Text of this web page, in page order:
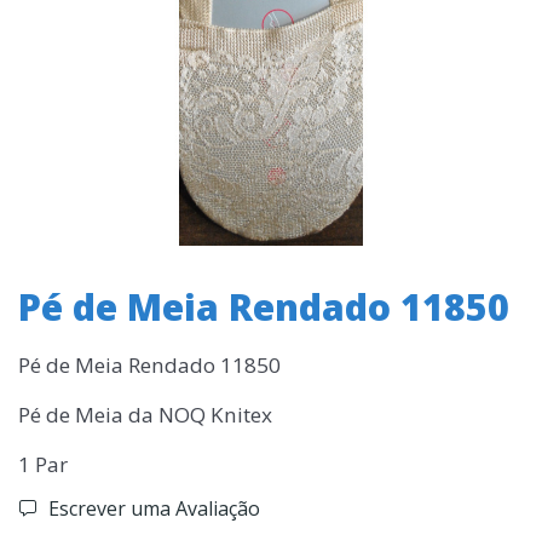
Pé de Meia Rendado 11850
Pé de Meia Rendado 11850
Pé de Meia da NOQ Knitex
1 Par
Escrever uma Avaliação